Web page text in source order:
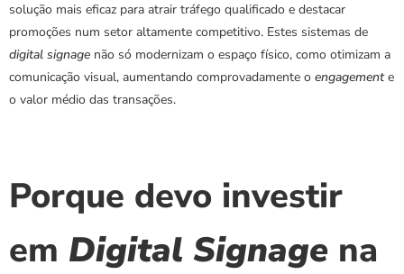
solução mais eficaz para atrair tráfego qualificado e destacar
digital signage não só modernizam o espaço físico, como otimizam a
comunicação visual, aumentando comprovadamente o engagement e
o valor médio das transações.
Porque devo investir
em Digital Signage na